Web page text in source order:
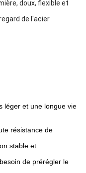
doux, flexible et
de l'acier
léger et une longue vie
résistance de
stable et
de prérégler le